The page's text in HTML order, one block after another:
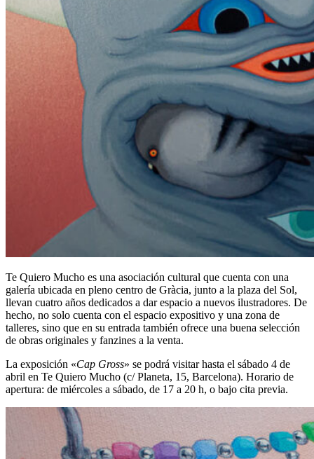
Te Quiero Mucho es una asociación cultural que cuenta con una
galería ubicada en pleno centro de Gràcia, junto a la plaza del Sol,
llevan cuatro años dedicados a dar espacio a nuevos ilustradores. De
hecho, no solo cuenta con el espacio expositivo y una zona de
talleres, sino que en su entrada también ofrece una buena selección
de obras originales y fanzines a la venta.
La exposición «Cap Gross» se podrá visitar hasta el sábado 4 de
abril en Te Quiero Mucho (c/ Planeta, 15, Barcelona). Horario de
apertura: de miércoles a sábado, de 17 a 20 h, o bajo cita previa.